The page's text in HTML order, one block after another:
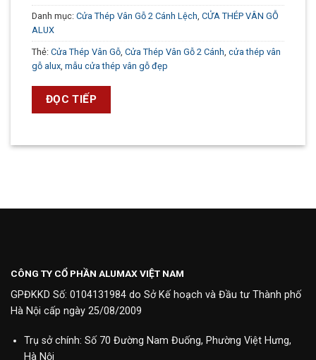
Danh mục: Cửa Thép Vân Gỗ 2 Cánh Lệch CỬA THÉP VÂN GỖ
ALUX
Thẻ: Cửa Thép Vân Gỗ Cửa Thép Vân Gỗ 2 Cánh cửa thép vân
gỗ alux mẫu cửa thép vân gỗ đẹp
ĐỌC TIẾP
CÔNG TY CỔ PHẦN ALUMAX VIỆT NAM
GPĐKKD Số: 0104131984 do Sở Kế hoạch và Đầu tư Thành phố
Hà Nội cấp ngày 25/08/2009
Trụ sở chính: Số 70 Đường Nam Đuống, Phường Việt Hưng,
Hà Nội